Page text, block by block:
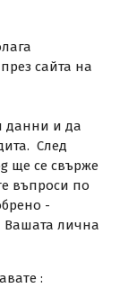
сайта на
данни и да
След
ще се свърже
въпроси по
-
Вашата лична
: